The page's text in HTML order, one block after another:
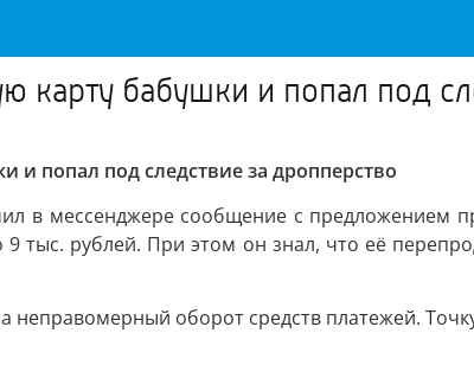
карту бабушки и попал под
и попал под следствие за дропперство
в мессенджере сообщение с предложением
9 тыс. рублей. При этом он знал, что её
неправомерный оборот средств платежей.